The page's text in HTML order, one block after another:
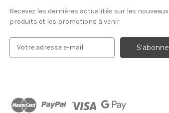
Recevez les dernières actualités sur les nouveaux
produits et les promotions à venir
e